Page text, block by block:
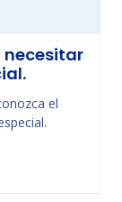
necesitar
el